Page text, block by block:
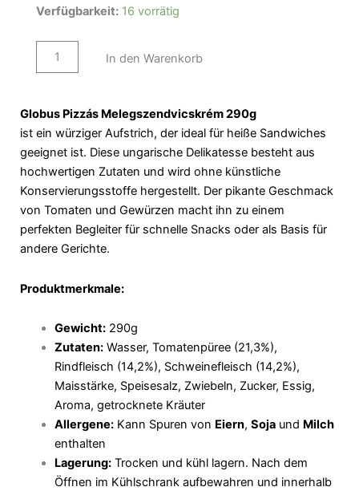
Verfügbarkeit: 16 vorrätig
"Globus"
Sandwichcreme
290
g
In den Warenkorb
Globus Pizzás Melegszendvicskrém 290g
ist ein würziger Aufstrich, der ideal für heiße Sandwiches
geeignet ist. Diese ungarische Delikatesse besteht aus
hochwertigen Zutaten und wird ohne künstliche
Konservierungsstoffe hergestellt. Der pikante Geschmack
von Tomaten und Gewürzen macht ihn zu einem
perfekten Begleiter für schnelle Snacks oder als Basis für
andere Gerichte.
Produktmerkmale:
Gewicht: 290g
Zutaten: Wasser, Tomatenpüree (21,3%),
Rindfleisch (14,2%), Schweinefleisch (14,2%),
Maisstärke, Speisesalz, Zwiebeln, Zucker, Essig,
Aroma, getrocknete Kräuter
Allergene: Kann Spuren von Eiern,Soja und Milch
enthalten
Lagerung: Trocken und kühl lagern. Nach dem
Öffnen im Kühlschrank aufbewahren und innerhalb